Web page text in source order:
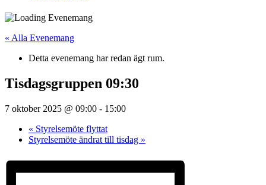
« Alla Evenemang
Detta evenemang har redan ägt rum.
Tisdagsgruppen 09:30
7 oktober 2025 @ 09:00 - 15:00
« Styrelsemöte flyttat
Styrelsemöte ändrat till tisdag »